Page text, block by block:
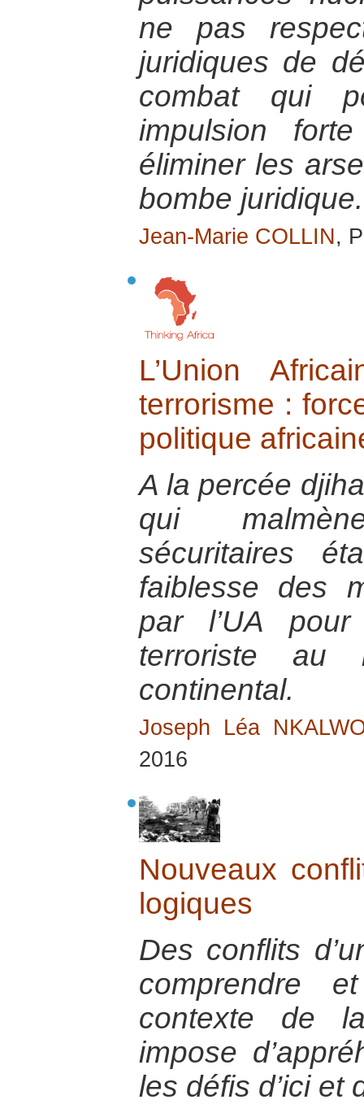
ne pas
juridiques de
combat qui
impulsion
éliminer les
bombe juridique.
Jean-Marie COLLIN,
L’Union
terrorisme :
politique
A la percée
qui
sécuritaires
faiblesse des
par l’UA
terroriste au
continental.
Joseph Léa
2016
Nouveaux
logiques
Des conflits
comprendre
contexte de
impose
les défis d’ici et